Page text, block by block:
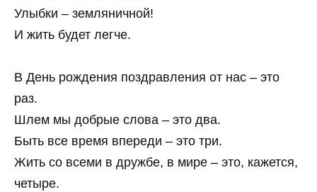
Улыбки – земляничной!
И жить будет легче.
В День рождения поздравления от нас – это
раз.
Шлем мы добрые слова – это два.
Быть все время впереди – это три.
Жить со всеми в дружбе, в мире – это, кажется,
четыре.